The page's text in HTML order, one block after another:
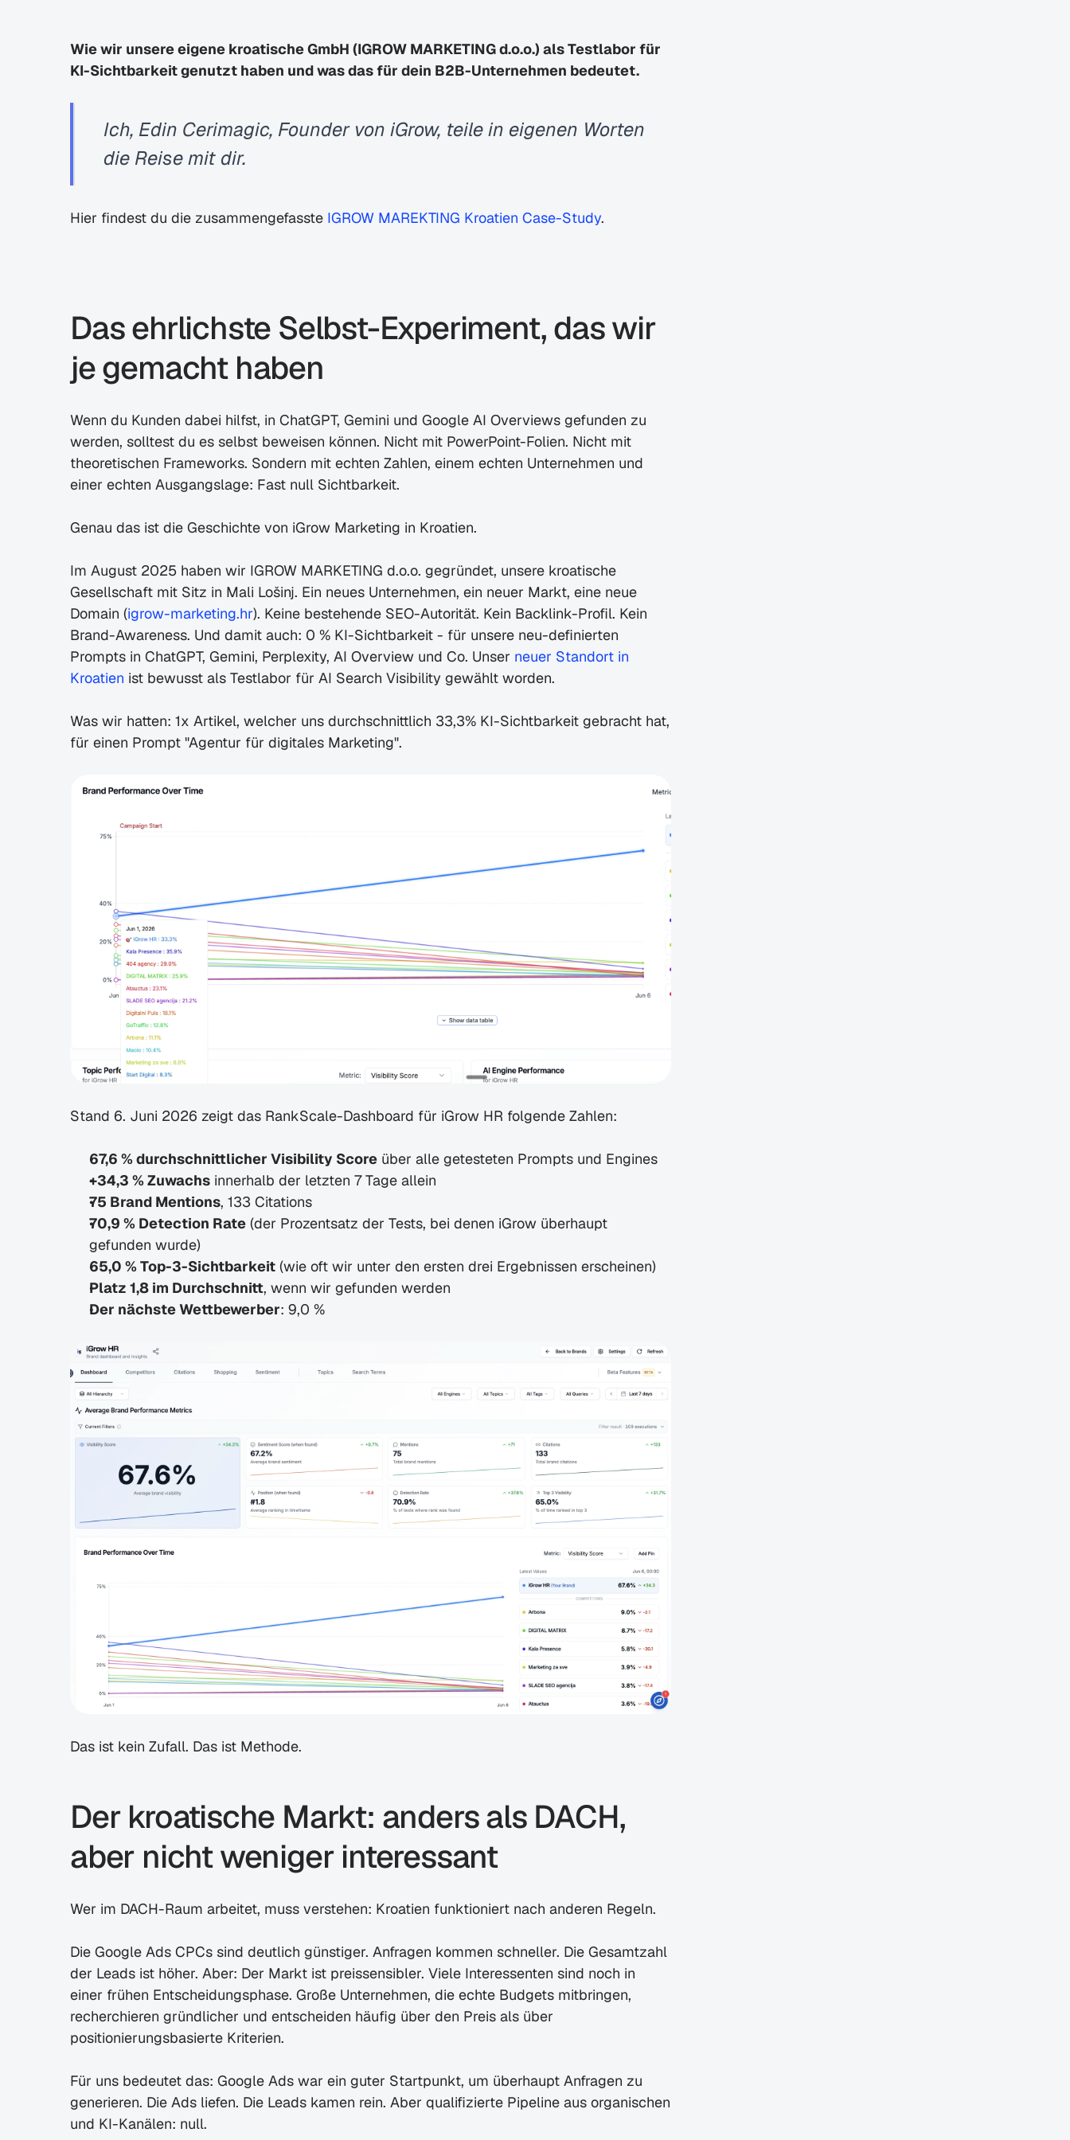
Wie wir unsere eigene kroatische GmbH (IGROW MARKETING d.o.o.) als Testlabor für
KI-Sichtbarkeit genutzt haben und was das für dein B2B-Unternehmen bedeutet.
Ich, Edin Cerimagic, Founder von iGrow, teile in eigenen Worten
die Reise mit dir.
Hier findest du die zusammengefasste IGROW MAREKTING Kroatien Case-Study.
Das ehrlichste Selbst-Experiment, das wir
je gemacht haben
Wenn du Kunden dabei hilfst, in ChatGPT, Gemini und Google AI Overviews gefunden zu
werden, solltest du es selbst beweisen können. Nicht mit PowerPoint-Folien. Nicht mit
theoretischen Frameworks. Sondern mit echten Zahlen, einem echten Unternehmen und
einer echten Ausgangslage: Fast null Sichtbarkeit.
Genau das ist die Geschichte von iGrow Marketing in Kroatien.
Im August 2025 haben wir IGROW MARKETING d.o.o. gegründet, unsere kroatische
Gesellschaft mit Sitz in Mali Lošinj. Ein neues Unternehmen, ein neuer Markt, eine neue
Domain (igrow-marketing.hr). Keine bestehende SEO-Autorität. Kein Backlink-Profil. Kein
Brand-Awareness. Und damit auch: 0 % KI-Sichtbarkeit - für unsere neu-definierten
Prompts in ChatGPT, Gemini, Perplexity, AI Overview und Co. Unser neuer Standort in
Kroatien ist bewusst als Testlabor für AI Search Visibility gewählt worden.
Was wir hatten: 1x Artikel, welcher uns durchschnittlich 33,3% KI-Sichtbarkeit gebracht hat,
für einen Prompt "Agentur für digitales Marketing".
Stand 6. Juni 2026 zeigt das RankScale-Dashboard für iGrow HR folgende Zahlen:
67,6 % durchschnittlicher Visibility Score über alle getesteten Prompts und Engines
+34,3 % Zuwachs innerhalb der letzten 7 Tage allein
75 Brand Mentions, 133 Citations
70,9 % Detection Rate (der Prozentsatz der Tests, bei denen iGrow überhaupt
gefunden wurde)
65,0 % Top-3-Sichtbarkeit (wie oft wir unter den ersten drei Ergebnissen erscheinen)
Platz 1,8 im Durchschnitt, wenn wir gefunden werden
Der nächste Wettbewerber: 9,0 %
Das ist kein Zufall. Das ist Methode.
Der kroatische Markt: anders als DACH,
aber nicht weniger interessant
Wer im DACH-Raum arbeitet, muss verstehen: Kroatien funktioniert nach anderen Regeln.
Die Google Ads CPCs sind deutlich günstiger. Anfragen kommen schneller. Die Gesamtzahl
der Leads ist höher. Aber: Der Markt ist preissensibler. Viele Interessenten sind noch in
einer frühen Entscheidungsphase. Große Unternehmen, die echte Budgets mitbringen,
recherchieren gründlicher und entscheiden häufig über den Preis als über
positionierungsbasierte Kriterien.
Für uns bedeutet das: Google Ads war ein guter Startpunkt, um überhaupt Anfragen zu
generieren. Die Ads liefen. Die Leads kamen rein. Aber qualifizierte Pipeline aus organischen
und KI-Kanälen: null.